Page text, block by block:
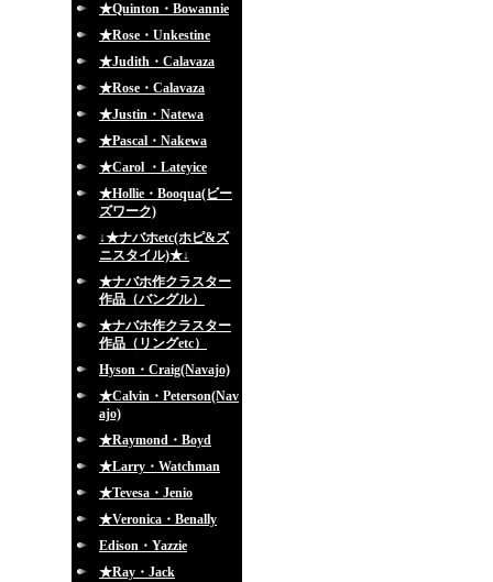
★Quinton・Bowannie
★Rose・Unkestine
★Judith・Calavaza
★Rose・Calavaza
★Justin・Natewa
★Pascal・Nakewa
★Carol ・Lateyice
★Hollie・Booqua(ビー
ズワーク)
↓★ナバホetc(ホピ&ズ
ニスタイル)★↓
★ナバホ作クラスター
作品（バングル）
★ナバホ作クラスター
作品（リングetc）
Hyson・Craig(Navajo)
★Calvin・Peterson(Nav
ajo)
★Raymond・Boyd
★Larry・Watchman
★Tevesa・Jenio
★Veronica・Benally
Edison・Yazzie
★Ray・Jack